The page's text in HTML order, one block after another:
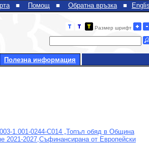
■ Помощ ■ Обратна връзка ■
Размер шрифт
Полезна информация
1.001-0244-C014 „Топъл обяд в Община
2021-2027,Съфинансирана от Европейски